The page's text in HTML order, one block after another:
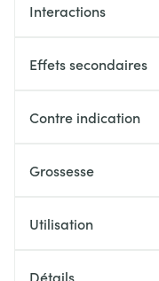
Interactions
Effets secondaires
Contre indication
Grossesse
Utilisation
Détails